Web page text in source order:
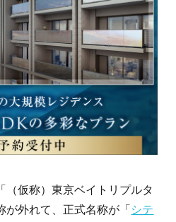
（仮称）東京ベイトリプルタ
が外れて、正式名称が「シテ